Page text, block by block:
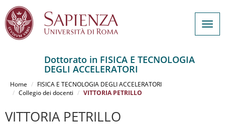
contenuto
Dottorato in FISICA E TECNOLOGIA
DEGLI ACCELERATORI
Home
FISICA E TECNOLOGIA DEGLI ACCELERATORI
Collegio dei docenti
VITTORIA PETRILLO
VITTORIA PETRILLO